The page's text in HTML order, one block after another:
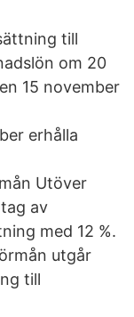
till
om 20
15 november
erhålla
Utöver
av
med 12 %.
utgår
till